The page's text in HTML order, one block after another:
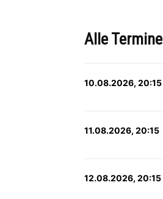
Alle Termine
10.08.2026, 20:15
11.08.2026, 20:15
12.08.2026, 20:15